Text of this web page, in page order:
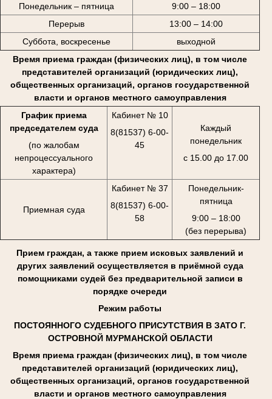
Понедельник – пятница
9:00 – 18:00
Перерыв
13:00 – 14:00
Суббота, воскресенье
выходной
Время приема граждан (физических лиц), в том числе
представителей организаций (юридических лиц),
общественных организаций, органов государственной
власти и органов местного самоуправления
График приема
председателем суда
(по жалобам
непроцессуального
характера)
Кабинет № 10
8(81537) 6-00-
45
Каждый
понедельник
с 15.00 до 17.00
Приемная суда
Кабинет № 37
8(81537) 6-00-
58
Понедельник-
пятница
9:00 – 18:00
(без перерыва)
Прием граждан, а также прием исковых заявлений и
других заявлений осуществляется в приёмной суда
помощниками судей без предварительной записи в
порядке очереди
Режим работы
ПОСТОЯННОГО СУДЕБНОГО ПРИСУТСТВИЯ В ЗАТО Г.
ОСТРОВНОЙ МУРМАНСКОЙ ОБЛАСТИ
Время приема граждан (физических лиц), в том числе
представителей организаций (юридических лиц),
общественных организаций, органов государственной
власти и органов местного самоуправления